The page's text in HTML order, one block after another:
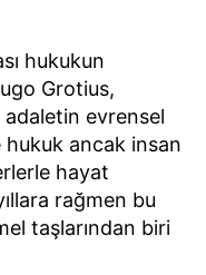
hukukun
Grotius,
adaletin evrensel
hukuk ancak insan
hayat
rağmen bu
taşlarından biri